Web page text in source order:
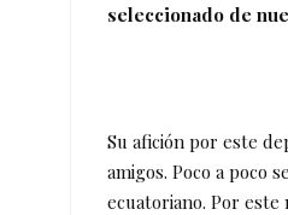
seleccionado de
Su afición por este
amigos. Poco a poco
ecuatoriano. Por este